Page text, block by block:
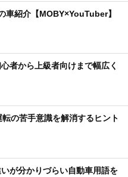
車紹介【MOBY×YouTuber】
心者から上級者向けまで幅広く
転の苦手意識を解消するヒント
いが分かりづらい自動車用語を